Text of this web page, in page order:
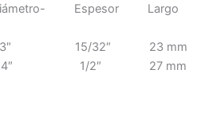
Espesor Largo
3″ 15/32″ 23 mm
4″ 1/2″ 27 mm